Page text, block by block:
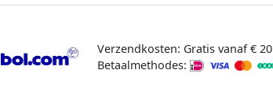
Verzendkosten: Gratis vanaf € 20
Betaalmethodes: